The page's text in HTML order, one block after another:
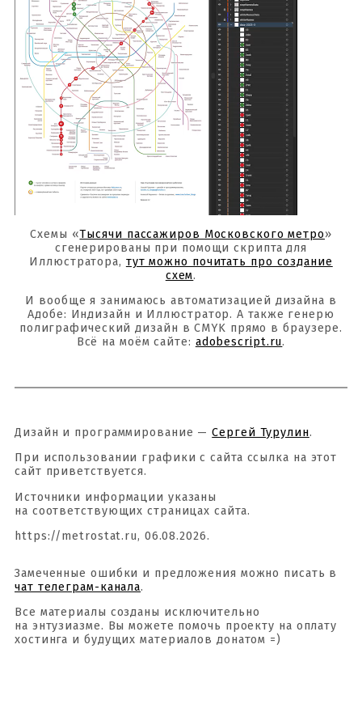
Схемы «Тысячи пассажиров Московского метро»
сгенерированы при помощи скрипта для
Иллюстратора, тут можно почитать про создание
схем.
И вообще я занимаюсь автоматизацией дизайна в
Адобе: Индизайн и Иллюстратор. А также генерю
полиграфический дизайн в CMYK прямо в браузере.
Всё на моём сайте: adobescript.ru.
Дизайн и программирование —Сергей Турулин.
При использовании графики с сайта ссылка на этот
сайт приветствуется.
Источники информации указаны
на соответствующих страницах сайта.
https://metrostat.ru, 06.08.2026.
Замеченные ошибки и предложения можно писать в
чат телеграм-канала.
Все материалы созданы исключительно
на энтузиазме. Вы можете помочь проекту на оплату
хостинга и будущих материалов донатом =)